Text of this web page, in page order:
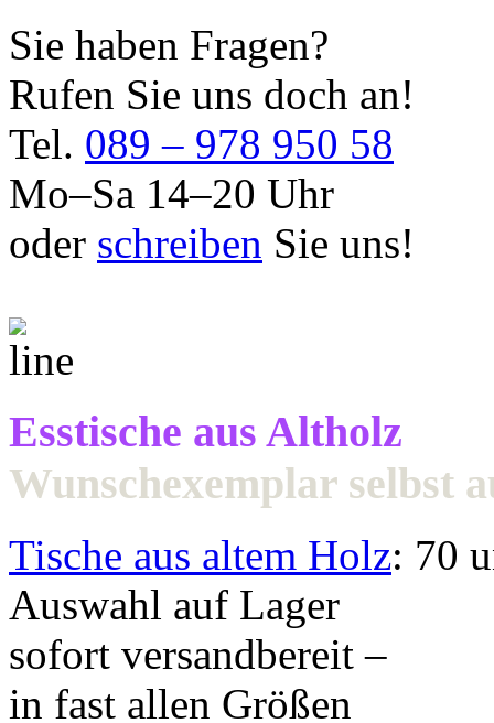
Sie haben Fragen?
Rufen Sie uns doch an!
Tel. 089 – 978 950 58
Mo–Sa 14–20 Uhr
oder schreiben Sie uns!
Esstische aus Altholz
Wunschexemplar selbst
Tische aus altem Holz: 70
Auswahl auf Lager
sofort versandbereit –
in fast allen Größen